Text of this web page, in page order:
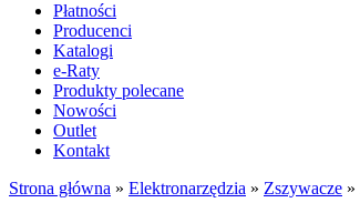
Płatności
Producenci
Katalogi
e-Raty
Produkty polecane
Nowości
Outlet
Kontakt
Strona główna » Elektronarzędzia » Zszywacze »